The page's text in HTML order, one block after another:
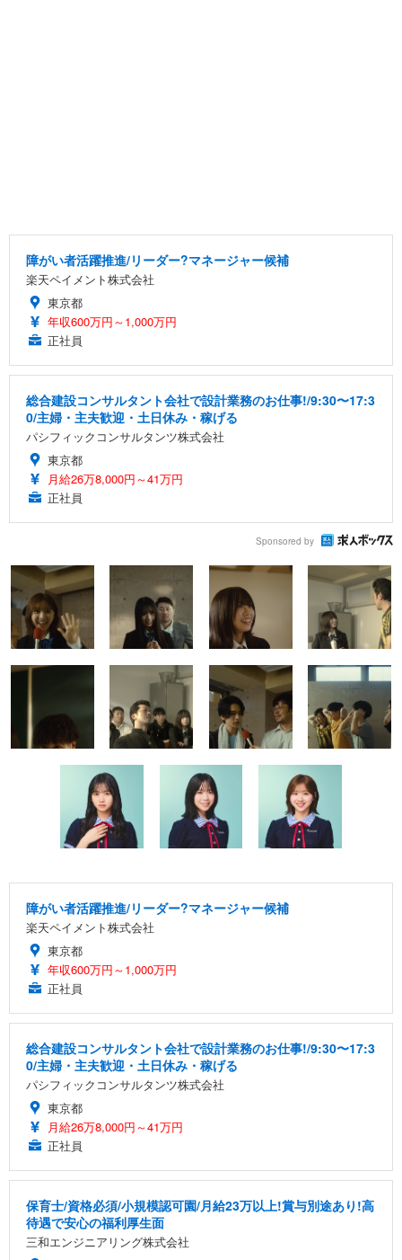
障がい者活躍推進/リーダー?マネージャー候補
楽天ペイメント株式会社
東京都
年収600万円～1,000万円
正社員
総合建設コンサルタント会社で設計業務のお仕事!/9:30〜17:3
0/主婦・主夫歓迎・土日休み・稼げる
パシフィックコンサルタンツ株式会社
東京都
月給26万8,000円～41万円
正社員
Sponsored by
障がい者活躍推進/リーダー?マネージャー候補
楽天ペイメント株式会社
東京都
年収600万円～1,000万円
正社員
総合建設コンサルタント会社で設計業務のお仕事!/9:30〜17:3
0/主婦・主夫歓迎・土日休み・稼げる
パシフィックコンサルタンツ株式会社
東京都
月給26万8,000円～41万円
正社員
保育士/資格必須/小規模認可園/月給23万以上!賞与別途あり!高
待遇で安心の福利厚生面
三和エンジニアリング株式会社